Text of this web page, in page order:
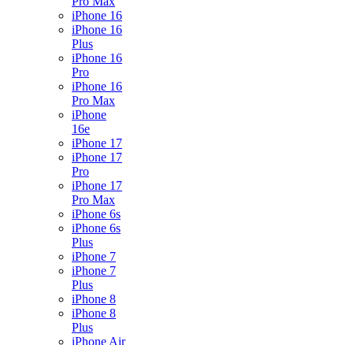
iPhone 16
iPhone 16
Plus
iPhone 16
Pro
iPhone 16
Pro Max
iPhone
16e
iPhone 17
iPhone 17
Pro
iPhone 17
Pro Max
iPhone 6s
iPhone 6s
Plus
iPhone 7
iPhone 7
Plus
iPhone 8
iPhone 8
Plus
iPhone Air